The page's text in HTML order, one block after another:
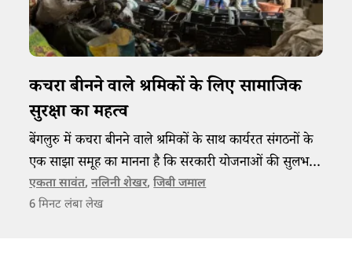
कचरा बीनने वाले श्रमिकों के लिए सामाजिक
सुरक्षा का महत्व
बेंगलुरु में कचरा बीनने वाले श्रमिकों के साथ कार्यरत संगठनों के
एक साझा समूह का मानना है कि सरकारी योजनाओं की सुलभता
उनके जीवन में निर्णायक भूमिका निभाती है।
एकता सावंत,नलिनी शेखर,जिबी जमाल
6 मिनट लंबा लेख